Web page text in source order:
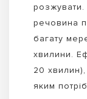
речовина
багату
хвилини.
20 хвилин),
яким